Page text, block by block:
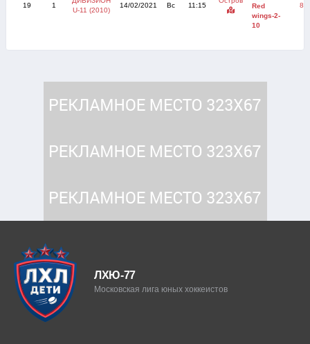
19 1
U-11 (2010)
14/02/2021 Вс 11:15
Red
wings-2-
10
8:1
ЛХЮ-77
Московская лига юных хоккеистов